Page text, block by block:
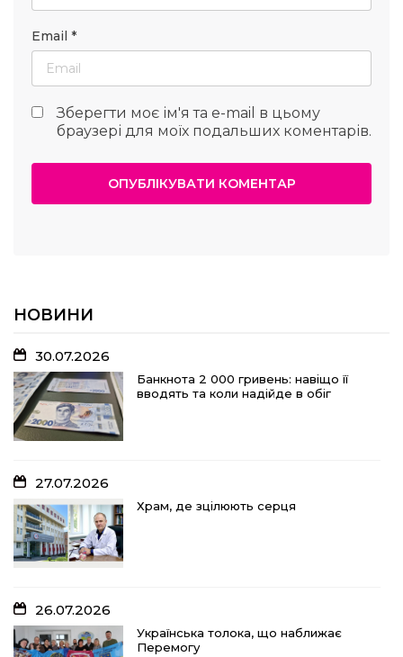
Email *
Зберегти моє ім'я та e-mail в цьому
браузері для моїх подальших коментарів.
НОВИНИ
30.07.2026
Банкнота 2 000 гривень: навіщо її
вводять та коли надійде в обіг
27.07.2026
Храм, де зцілюють серця
26.07.2026
Українська толока, що наближає
Перемогу